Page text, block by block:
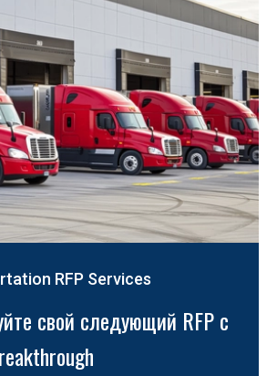
RFP Services
свой следующий RFP с